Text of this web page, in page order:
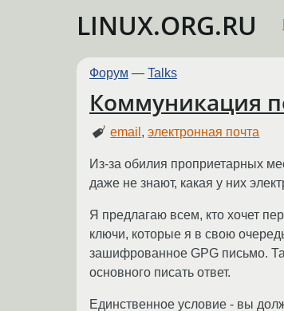
LINUX.ORG.RU
Форум — Talks
Коммуникация
email ,электронная почта
Из-за обилия проприетарных
даже не знают, какая у них
Я предлагаю всем, кто хочет
ключи, которые я в свою
зашифрованное GPG письмо.
основного писать ответ.
Единственное условие - вы